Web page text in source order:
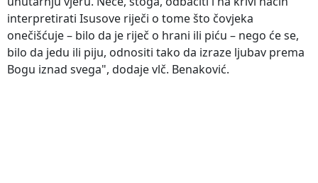
interpretirati Isusove riječi o tome što čovjeka
onečišćuje – bilo da je riječ o hrani ili piću – nego će se,
bilo da jedu ili piju, odnositi tako da izraze ljubav prema
Bogu iznad svega", dodaje vlč. Benaković.